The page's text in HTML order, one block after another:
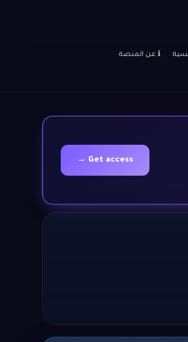
ℹ️ عن المنصة
Get access →